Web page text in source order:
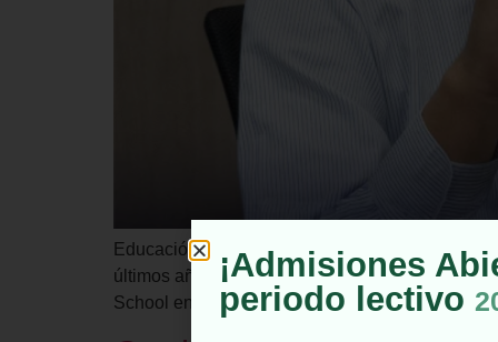
Educación online en Ecuador: descubra la
últimos años, ofreciendo nuevas oportunidades
School entendemos que una modalidad online
¡Admisiones
periodo lectivo